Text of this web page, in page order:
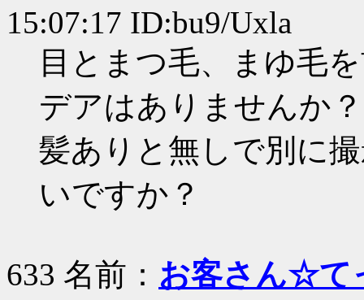
15:07:17 ID:bu9/Uxla
目とまつ毛、まゆ毛
デアはありませんか？
髪ありと無しで別に
いですか？
633 名前： お客さん☆て